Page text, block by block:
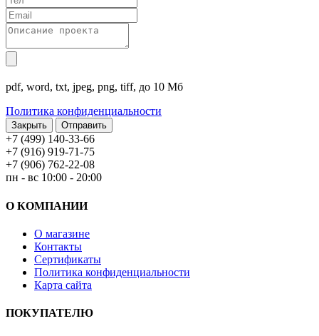
pdf, word, txt, jpeg, png, tiff, до 10 Мб
Политика конфиденциальности
Закрыть
+7 (499) 140-33-66
+7 (916) 919-71-75
+7 (906) 762-22-08
пн - вс 10:00 - 20:00
О КОМПАНИИ
О магазине
Контакты
Сертификаты
Политика конфиденциальности
Карта сайта
ПОКУПАТЕЛЮ